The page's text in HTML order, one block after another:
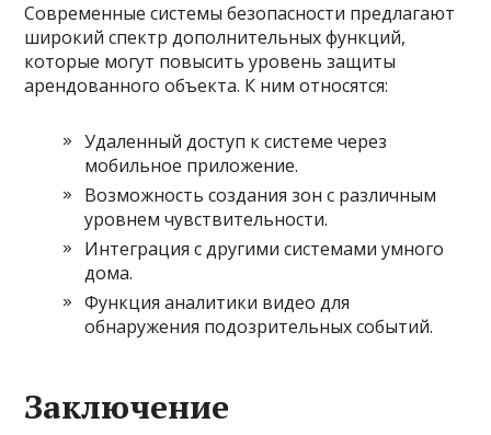
Современные системы безопасности предлагают
широкий спектр дополнительных функций,
которые могут повысить уровень защиты
арендованного объекта. К ним относятся:
Удаленный доступ к системе через
мобильное приложение.
Возможность создания зон с различным
уровнем чувствительности.
Интеграция с другими системами умного
дома.
Функция аналитики видео для
обнаружения подозрительных событий.
Заключение